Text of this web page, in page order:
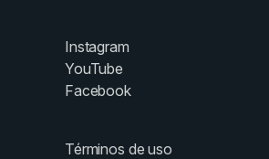
Instagram
YouTube
Facebook
Términos de uso